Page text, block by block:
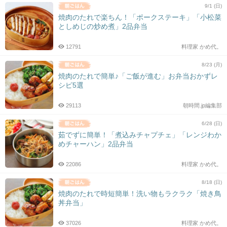
9/1 (日)
焼肉のたれで楽ちん！「ポークステーキ」「小松菜
としめじの炒め煮」2品弁当
料理家 かめ代。
12791
8/23 (月)
焼肉のたれで簡単♪「ご飯が進む」お弁当おかずレ
シピ5選
朝時間.jp編集部
29113
6/28 (日)
茹でずに簡単！「煮込みチャプチェ」「レンジわか
めチャーハン」2品弁当
料理家 かめ代。
22086
8/18 (日)
焼肉のたれで時短簡単！洗い物もラクラク「焼き鳥
丼弁当」
料理家 かめ代。
37026